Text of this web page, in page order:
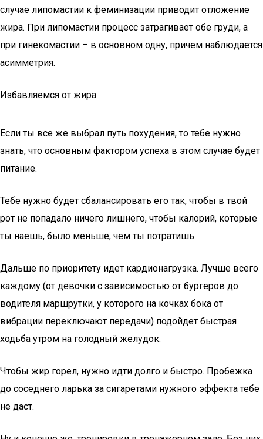
случае липомастии к феминизации приводит отложение
жира. При липомастии процесс затрагивает обе груди, а
при гинекомастии – в основном одну, причем наблюдается
асимметрия.
Избавляемся от жира
Если ты все же выбрал путь похудения, то тебе нужно
знать, что основным фактором успеха в этом случае будет
питание.
Тебе нужно будет сбалансировать его так, чтобы в твой
рот не попадало ничего лишнего, чтобы калорий, которые
ты наешь, было меньше, чем ты потратишь.
Дальше по приоритету идет кардионагрузка. Лучше всего
каждому (от девочки с зависимостью от бургеров до
водителя маршрутки, у которого на кочках бока от
вибрации переключают передачи) подойдет быстрая
ходьба утром на голодный желудок.
Чтобы жир горел, нужно идти долго и быстро. Пробежка
до соседнего ларька за сигаретами нужного эффекта тебе
не даст.